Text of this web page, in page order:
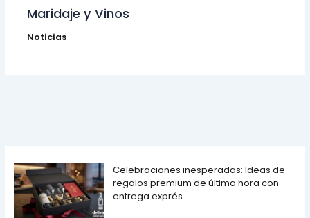
Maridaje y Vinos
Noticias
Celebraciones inesperadas: Ideas de
regalos premium de última hora con
entrega exprés